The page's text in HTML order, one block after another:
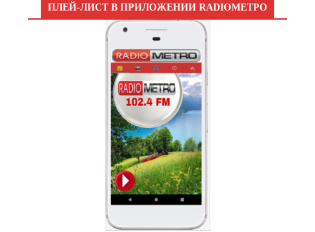
ПЛЕЙ-ЛИСТ В ПРИЛОЖЕНИИ RADIOМЕТРО